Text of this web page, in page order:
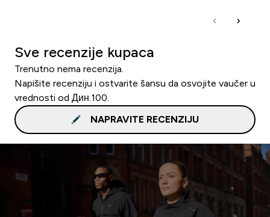
Sve recenzije kupaca
Trenutno nema recenzija.
Napišite recenziju i ostvarite šansu da osvojite vaučer u
vrednosti od Дин.100.
NAPRAVITE RECENZIJU